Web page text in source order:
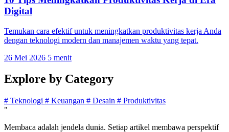
Digital
Temukan cara efektif untuk meningkatkan produktivitas kerja Anda
dengan teknologi modern dan manajemen waktu yang tepat.
26 Mei 2026 5 menit
Explore by Category
# Teknologi # Keuangan # Desain # Produktivitas
"
Membaca adalah jendela dunia. Setiap artikel membawa perspektif